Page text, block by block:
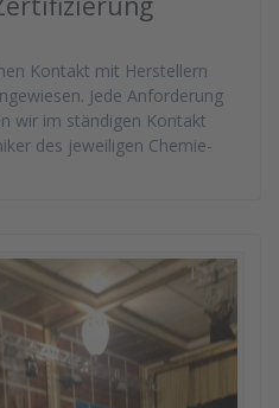
Kontakt mit Herstellern
Jede Anforderung
wir im ständigen Kontakt
des jeweiligen Chemie-